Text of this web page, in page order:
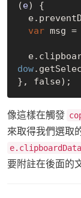
(e) {
var msg =
dow
}, false
像這樣在觸發
來取得我們選取
要附註在後面的